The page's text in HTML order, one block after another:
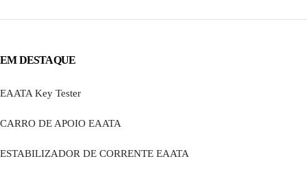
EM DESTAQUE
EAATA Key Tester
CARRO DE APOIO EAATA
ESTABILIZADOR DE CORRENTE EAATA